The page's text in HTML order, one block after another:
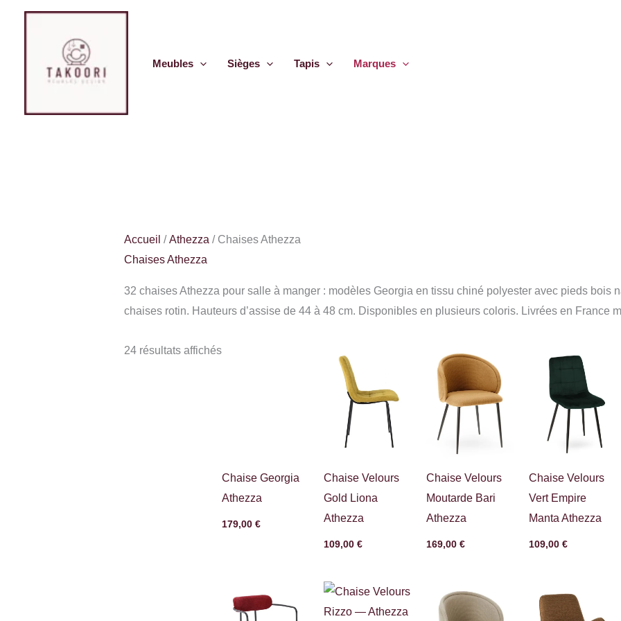
Meubles
Sièges Tapis Marques
Accueil /Athezza/ Chaises Athezza
Chaises Athezza
32 chaises Athezza pour salle à manger : modèles Georgia en tissu chiné polyester avec pieds bois
chaises rotin. Hauteurs d’assise de 44 à 48 cm. Disponibles en plusieurs coloris. Livrées en France
24 résultats affichés
Chaise Georgia
Athezza
179,00 €
Chaise Velours
Gold Liona
Athezza
109,00€
Chaise Velours
Moutarde Bari
Athezza
169,00€
Chaise Velours
Vert Empire
Manta Athezza
109,00 €